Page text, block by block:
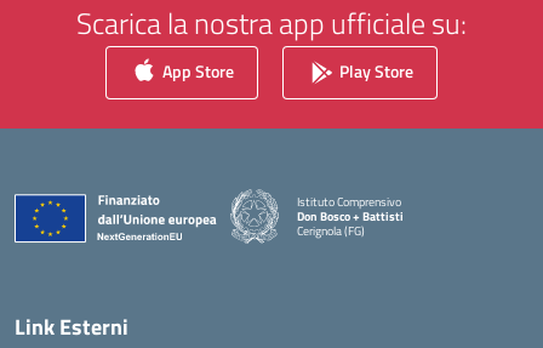
Scarica la nostra app ufficiale su:
App Store Play Store
Istituto Comprensivo
Don Bosco + Battisti
Cerignola (FG)
— Visita la pagina iniziale della scuola
Link Esterni